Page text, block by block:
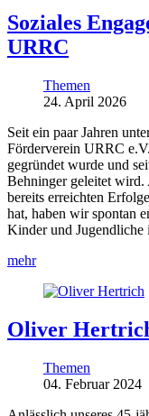
Soziales
URRC
Themen
24. April 2026
Seit ein paar Jahren
Förderverein URRC
gegründet wurde und
Behninger geleitet
bereits erreichten
hat, haben wir spontan
Kinder und Jugendliche
mehr
Oliver
Themen
04. Februar 2024